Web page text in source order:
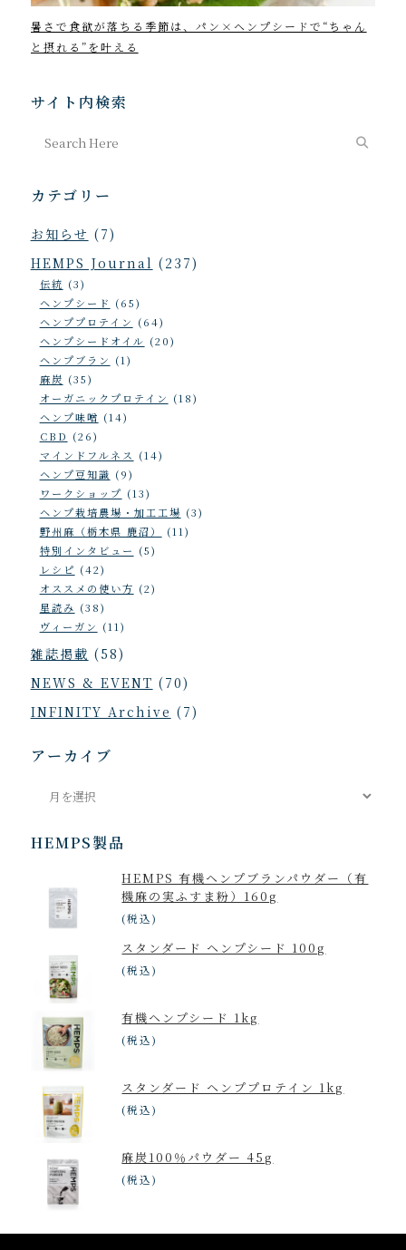
暑さで食欲が落ちる季節は、パン×ヘンプシードで“ちゃん
と摂れる”を叶える
サイト内検索
カテゴリー
お知らせ (7)
HEMPS Journal (237)
伝統 (3)
ヘンプシード (65)
ヘンププロテイン (64)
ヘンプシードオイル (20)
ヘンプブラン (1)
麻炭 (35)
オーガニックプロテイン (18)
ヘンプ味噌 (14)
CBD (26)
マインドフルネス (14)
ヘンプ豆知識 (9)
ワークショップ (13)
ヘンプ栽培農場・加工工場 (3)
野州麻（栃木県 鹿沼）
(11)
特別インタビュー (5)
レシピ (42)
オススメの使い方 (2)
星読み (38)
ヴィーガン (11)
雑誌掲載 (58)
NEWS & EVENT (70)
INFINITY Archive (7)
アーカイブ
カ
HEMPS製品
HEMPS 有機ヘンプブランパウダー（有
機麻の実ふすま粉）160g
(税込)
スタンダード ヘンプシード 100g
(税込)
有機ヘンプシード 1kg
(税込)
スタンダード ヘンププロテイン 1kg
(税込)
麻炭100％パウダー 45g
(税込)